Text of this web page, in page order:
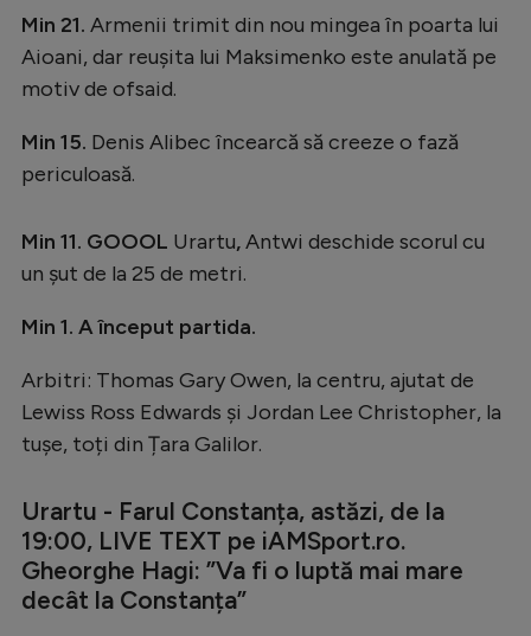
Min 21. Armenii trimit din nou mingea în poarta lui
Aioani, dar reușita lui Maksimenko este anulată pe
motiv de ofsaid.
Min 15. Denis Alibec încearcă să creeze o fază
periculoasă.
Min 11. GOOOL Urartu,Antwi deschide scorul cu
un şut de la 25 de metri.
Min 1. A început partida.
Arbitri: Thomas Gary Owen, la centru, ajutat de
Lewiss Ross Edwards și Jordan Lee Christopher, la
tușe, toți din Țara Galilor.
Urartu - Farul Constanța, astăzi, de la
19:00, LIVE TEXT pe iAMSport.ro.
Gheorghe Hagi: ”Va fi o luptă mai mare
decât la Constanța”